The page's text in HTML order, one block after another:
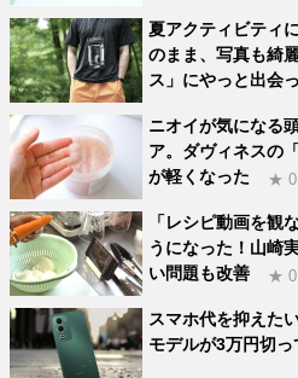
夏アクティビティ
のまま、写真も綺
ス」にやっと出会
ニオイが気になる
ア。ダヴィネスの
が軽くなった
★ 0
「レシピ動画を観
うになった！山崎
い問題も改善
★ 0
スマホ代を抑えた
モデルが3万円切っ